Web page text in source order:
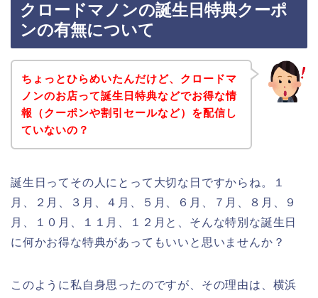
クロードマノンの誕生日特典クーポ
ンの有無について
ちょっとひらめいたんだけど、クロードマ
ノンのお店って誕生日特典などでお得な情
報（クーポンや割引セールなど）を配信し
ていないの？
誕生日ってその人にとって大切な日ですからね。１
月、２月、３月、４月、５月、６月、７月、８月、９
月、１０月、１１月、１２月と、そんな特別な誕生日
に何かお得な特典があってもいいと思いませんか？
このように私自身思ったのですが、その理由は、横浜